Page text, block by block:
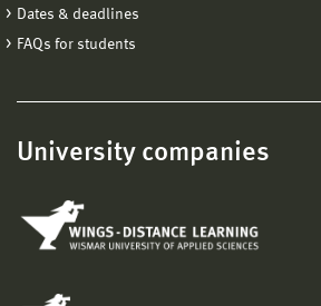
Dates & deadlines
FAQs for students
University companies